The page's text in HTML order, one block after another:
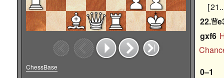
ChessBase
22.
gxf6
0–1